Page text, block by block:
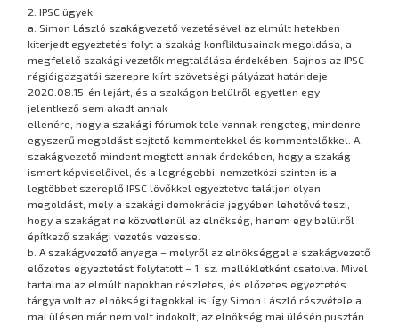
2. IPSC ügyek
a. Simon László szakágvezető vezetésével az elmúlt hetekben
kiterjedt egyeztetés folyt a szakág konfliktusainak megoldása, a
megfelelő szakági vezetők megtalálása érdekében. Sajnos az IPSC
régióigazgatói szerepre kiírt szövetségi pályázat határideje
2020.08.15-én lejárt, és a szakágon belülről egyetlen egy
jelentkező sem akadt annak
ellenére, hogy a szakági fórumok tele vannak rengeteg, mindenre
egyszerű megoldást sejtető kommentekkel és kommentelőkkel. A
szakágvezető mindent megtett annak érdekében, hogy a szakág
ismert képviselőivel, és a legrégebbi, nemzetközi szinten is a
legtöbbet szereplő IPSC lövőkkel egyeztetve találjon olyan
megoldást, mely a szakági demokrácia jegyében lehetővé teszi,
hogy a szakágat ne közvetlenül az elnökség, hanem egy belülről
építkező szakági vezetés vezesse.
b. A szakágvezető anyaga – melyről az elnökséggel a szakágvezető
előzetes egyeztetést folytatott – 1. sz. mellékletként csatolva. Mivel
tartalma az elmúlt napokban részletes, és előzetes egyeztetés
tárgya volt az elnökségi tagokkal is, így Simon László részvétele a
mai ülésen már nem volt indokolt, az elnökség mai ülésén pusztán